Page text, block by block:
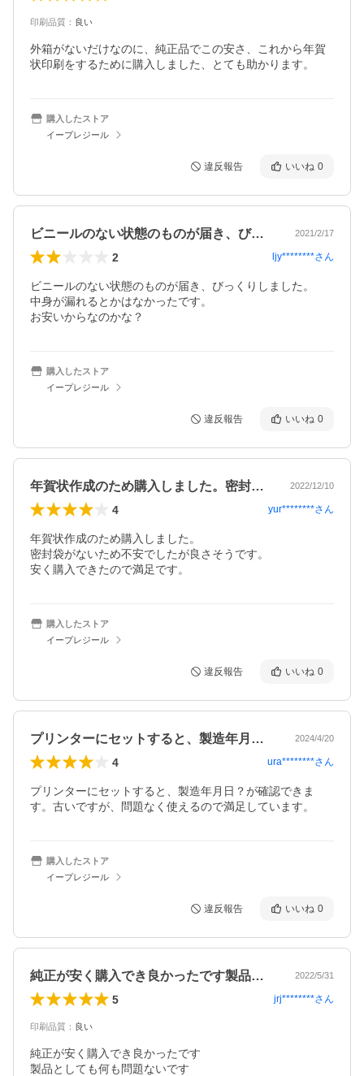
印刷品質 ： 良い
外箱がないだけなのに、純正品でこの安さ、これから年賀
状印刷をするために購入しました、とても助かります。
購入したストア
イープレジール
違反報告 いいね 0
ビニールのない状態のものが届き、びっく… 2021/2/17
2 ljy********さん
ビニールのない状態のものが届き、びっくりしました。
中身が漏れるとかはなかったです。
お安いからなのかな？
購入したストア
イープレジール
違反報告 いいね 0
年賀状作成のため購入しました。密封袋が… 2022/12/10
4 yur********さん
年賀状作成のため購入しました。
密封袋がないため不安でしたが良さそうです。
安く購入できたので満足です。
購入したストア
イープレジール
違反報告 いいね 0
プリンターにセットすると、製造年月日？… 2024/4/20
4 ura********さん
プリンターにセットすると、製造年月日？が確認できま
す。古いですが、問題なく使えるので満足しています。
購入したストア
イープレジール
違反報告 いいね 0
純正が安く購入でき良かったです製品とし… 2022/5/31
5 jrj********さん
印刷品質 ： 良い
純正が安く購入でき良かったです
製品としても何も問題ないです